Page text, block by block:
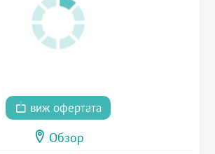
виж офертата
Обзор